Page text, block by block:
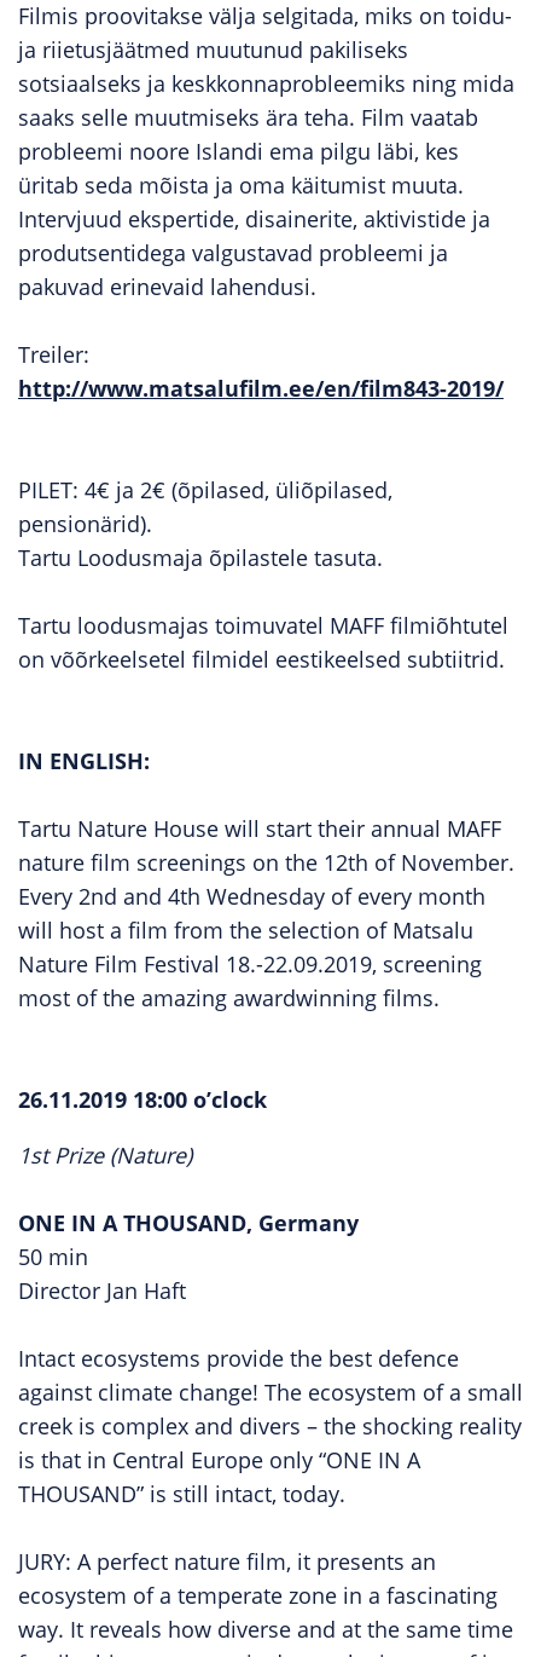
Filmis proovitakse välja selgitada, miks on toidu-
ja riietusjäätmed muutunud pakiliseks
sotsiaalseks ja keskkonnaprobleemiks ning mida
saaks selle muutmiseks ära teha. Film vaatab
probleemi noore Islandi ema pilgu läbi, kes
üritab seda mõista ja oma käitumist muuta.
Intervjuud ekspertide, disainerite, aktivistide ja
produtsentidega valgustavad probleemi ja
pakuvad erinevaid lahendusi.
Treiler:
http://www.matsalufilm.ee/en/film843-2019/
PILET: 4€ ja 2€ (õpilased, üliõpilased,
pensionärid).
Tartu Loodusmaja õpilastele tasuta.
Tartu loodusmajas toimuvatel MAFF filmiõhtutel
on võõrkeelsetel filmidel eestikeelsed subtiitrid.
IN ENGLISH:
Tartu Nature House will start their annual MAFF
nature film screenings on the 12th of November.
Every 2nd and 4th Wednesday of every month
will host a film from the selection of Matsalu
Nature Film Festival 18.-22.09.2019, screening
most of the amazing awardwinning films.
26.11.2019 18:00 o’clock
1st Prize (Nature)
ONE IN A THOUSAND, Germany
50 min
Director Jan Haft
Intact ecosystems provide the best defence
against climate change! The ecosystem of a small
creek is complex and divers – the shocking reality
is that in Central Europe only “ONE IN A
THOUSAND” is still intact, today.
JURY: A perfect nature film, it presents an
ecosystem of a temperate zone in a fascinating
way. It reveals how diverse and at the same time